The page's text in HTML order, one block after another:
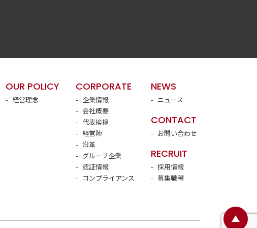
OUR POLICY
経営理念
CORPORATE
企業情報
会社概要
代表挨拶
経営陣
沿革
グループ企業
認証情報
コンプライアンス
NEWS
ニュース
CONTACT
お問い合わせ
RECRUIT
採用情報
募集職種